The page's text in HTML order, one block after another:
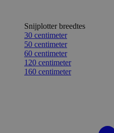
Snijplotter breedtes
30 centimeter
50 centimeter
60 centimeter
120 centimeter
160 centimeter